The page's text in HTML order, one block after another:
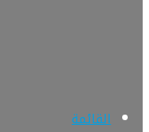
القائمة